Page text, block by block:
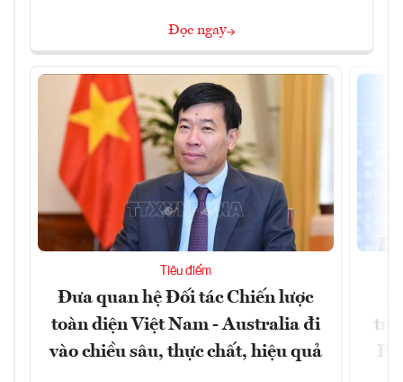
Đọc ngay
Tiêu điểm
Đưa quan hệ Đối tác Chiến lược
toàn diện Việt Nam - Australia đi
vào chiều sâu, thực chất, hiệu quả